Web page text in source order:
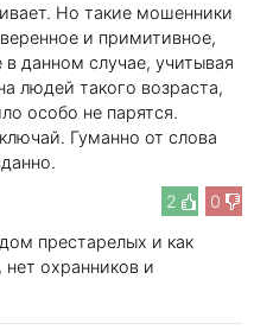
Но такие мошенники
и примитивное,
данном случае, учитывая
людей такого возраста,
особо не парятся.
Гуманно от слова
2
0
престарелых и как
охранников и